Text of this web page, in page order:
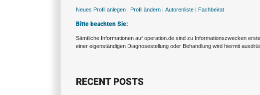
Neues Profil anlegen | Profil ändern | Autorenliste | Fachbeirat
Bitte beachten Sie:
Sämtliche Informationen auf operation.de sind zu Informationszwecken
einer eigenständigen Diagnosestellung oder Behandlung wird hiermit
RECENT POSTS